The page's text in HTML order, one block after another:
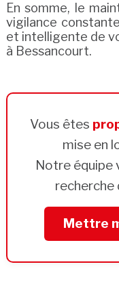
En somme, le
vigilance
et intelligente de
à Bessancourt.
Vous êtes
mise en
Notre équipe
recherche
Mettre